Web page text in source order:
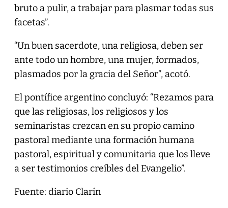
bruto a pulir, a trabajar para plasmar todas sus
facetas”.
“Un buen sacerdote, una religiosa, deben ser
ante todo un hombre, una mujer, formados,
plasmados por la gracia del Señor”, acotó.
El pontífice argentino concluyó: “Rezamos para
que las religiosas, los religiosos y los
seminaristas crezcan en su propio camino
pastoral mediante una formación humana
pastoral, espiritual y comunitaria que los lleve
a ser testimonios creíbles del Evangelio”.
Fuente: diario Clarín